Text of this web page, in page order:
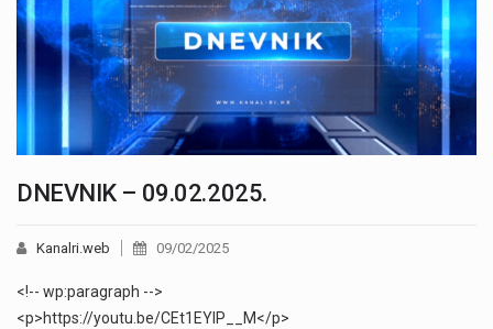
DNEVNIK – 09.02.2025.
Kanalri.web 09/02/2025
<!-- wp:paragraph -->
<p>https://youtu.be/CEt1EYlP__M</p>